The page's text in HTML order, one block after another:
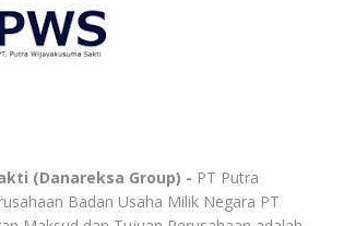
(Danareksa Group) - PT Putra
Badan Usaha Milik Negara PT